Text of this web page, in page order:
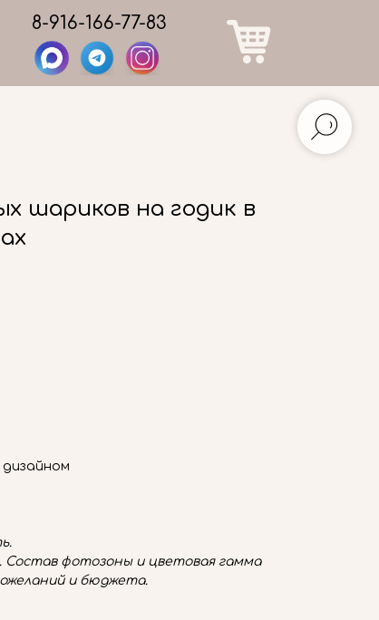
8-916-166-77-83
шариков на годик в
дизайном
Состав фотозоны и цветовая гамма
и бюджета.